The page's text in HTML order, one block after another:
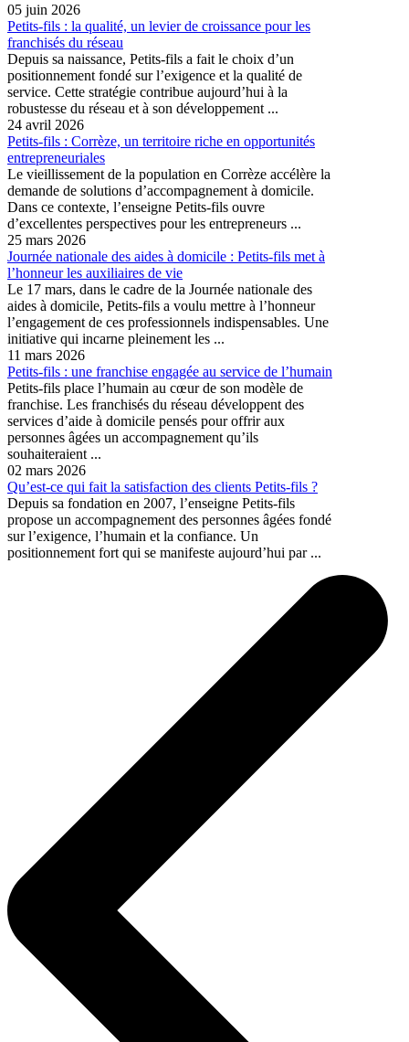
05 juin 2026
Petits-fils : la qualité, un levier de croissance pour les
franchisés du réseau
Depuis sa naissance, Petits-fils a fait le choix d’un
positionnement fondé sur l’exigence et la qualité de
service. Cette stratégie contribue aujourd’hui à la
robustesse du réseau et à son développement ...
24 avril 2026
Petits-fils : Corrèze, un territoire riche en opportunités
entrepreneuriales
Le vieillissement de la population en Corrèze accélère la
demande de solutions d’accompagnement à domicile.
Dans ce contexte, l’enseigne Petits-fils ouvre
d’excellentes perspectives pour les entrepreneurs ...
25 mars 2026
Journée nationale des aides à domicile : Petits-fils met à
l’honneur les auxiliaires de vie
Le 17 mars, dans le cadre de la Journée nationale des
aides à domicile, Petits-fils a voulu mettre à l’honneur
l’engagement de ces professionnels indispensables. Une
initiative qui incarne pleinement les ...
11 mars 2026
Petits-fils : une franchise engagée au service de l’humain
Petits-fils place l’humain au cœur de son modèle de
franchise. Les franchisés du réseau développent des
services d’aide à domicile pensés pour offrir aux
personnes âgées un accompagnement qu’ils
souhaiteraient ...
02 mars 2026
Qu’est-ce qui fait la satisfaction des clients Petits-fils ?
Depuis sa fondation en 2007, l’enseigne Petits-fils
propose un accompagnement des personnes âgées fondé
sur l’exigence, l’humain et la confiance. Un
positionnement fort qui se manifeste aujourd’hui par ...